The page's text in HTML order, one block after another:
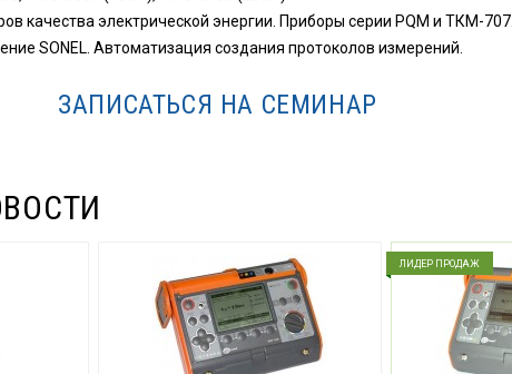
качества электрической энергии. Приборы серии PQM и ТКМ-707.
SONEL. Автоматизация создания протоколов измерений.
ЗАПИСАТЬСЯ НА СЕМИНАР
ЛИДЕР ПРОДАЖ